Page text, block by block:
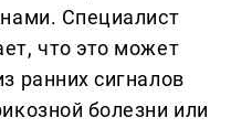
Специалист
что это может
ранних сигналов
болезни или